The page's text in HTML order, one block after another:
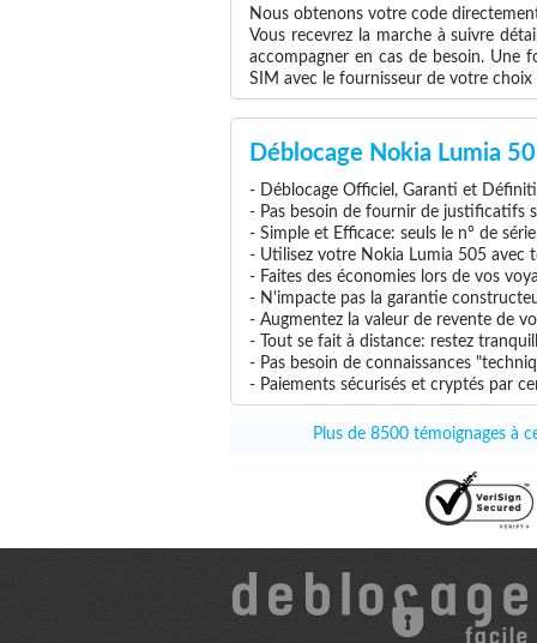
Nous obtenons votre code
Vous recevrez la marche à suivre
accompagner en cas de besoin. Une
SIM avec le fournisseur de votre
Déblocage Nokia Lumia
- Déblocage Officiel, Garanti et
- Pas besoin de fournir de justificatifs
- Simple et Efficace: seuls le n° de
- Utilisez votre Nokia Lumia 505 avec
- Faites des économies lors de vos
- N'impacte pas la garantie
- Augmentez la valeur de revente de
- Tout se fait à distance: restez
- Pas besoin de connaissances
- Paiements sécurisés et cryptés par
Plus de 8500 témoignages à